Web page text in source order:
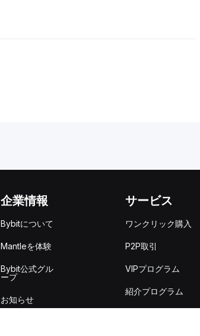
企業情報
Bybitについて
Mantleを体験
Bybit公式グル
ープ
お知らせ
サービス
ワンクリック購入
P2P取引
VIPプログラム
紹介プログラム